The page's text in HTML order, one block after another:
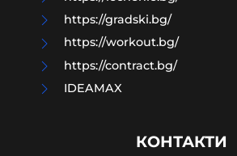
https://gradski.bg/
https://workout.bg/
https://contract.bg/
IDEAMAX
КОНТАКТИ